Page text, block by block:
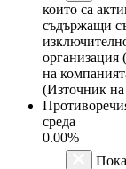
които са
съдържащи
на
(Източник
среда
0.00%